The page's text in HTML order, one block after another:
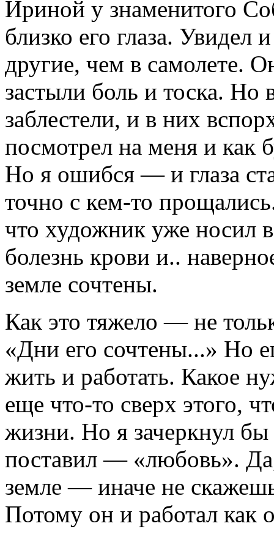
Ириной у знаменитого
близко его глаза.
другие, чем в самолете.
застыли боль и тоска. Но
заблестели, и в них
посмотрел на меня и как
Но я ошибся — и глаза
точно с кем-то
что художник уже носил
болезнь крови и..
земле сочтены.
Как это тяжело — не
«Дни его сочтены...» Но
жить и работать. Какое
еще что-то сверх этого,
жизни. Но я зачеркнул бы
поставил — «любовь».
земле — иначе не
Потому он и работал как